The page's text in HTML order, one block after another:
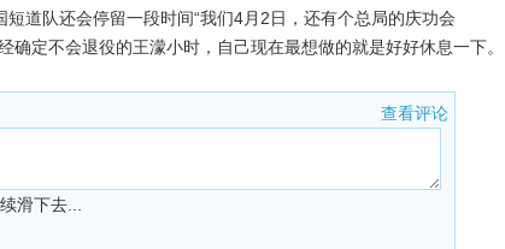
队还会停留一段时间“我们4月2日，还有个总局的庆功会
确定不会退役的王濛小时，自己现在最想做的就是好好休息一下。
查看评论
滑下去...